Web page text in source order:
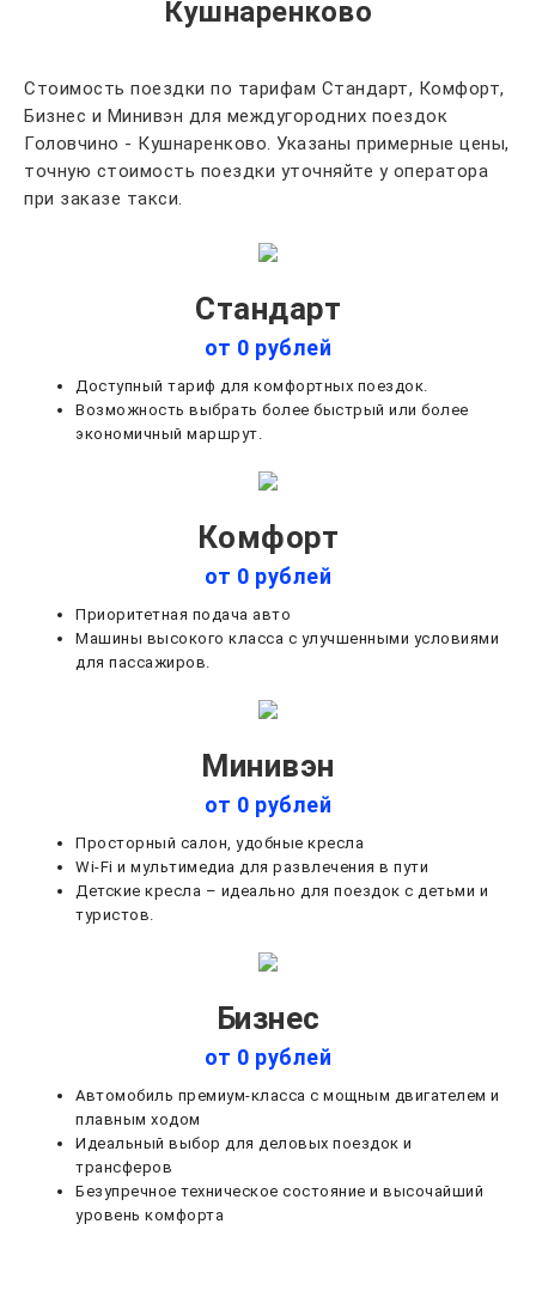
Кушнаренково
Стоимость поездки по тарифам Стандарт, Комфорт,
Бизнес и Минивэн для междугородних поездок
Головчино - Кушнаренково. Указаны примерные цены,
точную стоимость поездки уточняйте у оператора
при заказе такси.
Стандарт
от 0 рублей
Доступный тариф для комфортных поездок.
Возможность выбрать более быстрый или более
экономичный маршрут.
Комфорт
от 0 рублей
Приоритетная подача авто
Машины высокого класса с улучшенными условиями
для пассажиров.
Минивэн
от 0 рублей
Просторный салон, удобные кресла
Wi-Fi и мультимедиа для развлечения в пути
Детские кресла – идеально для поездок с детьми и
туристов.
Бизнес
от 0 рублей
Автомобиль премиум-класса с мощным двигателем и
плавным ходом
Идеальный выбор для деловых поездок и
трансферов
Безупречное техническое состояние и высочайший
уровень комфорта